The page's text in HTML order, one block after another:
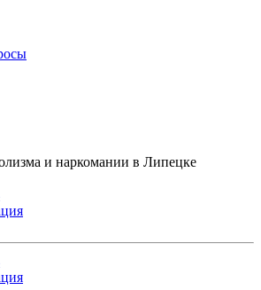
и наркомании в Липецке